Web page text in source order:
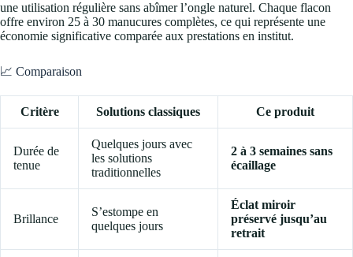
une utilisation régulière sans abîmer l’ongle naturel. Chaque flacon
offre environ 25 à 30 manucures complètes, ce qui représente une
économie significative comparée aux prestations en institut.
📈 Comparaison
Critère Solutions classiques Ce produit
Durée de
tenue
Quelques jours avec
les solutions
traditionnelles
2 à 3 semaines sans
écaillage
Brillance
S’estompe en
quelques jours
Éclat miroir
préservé jusqu’au
retrait